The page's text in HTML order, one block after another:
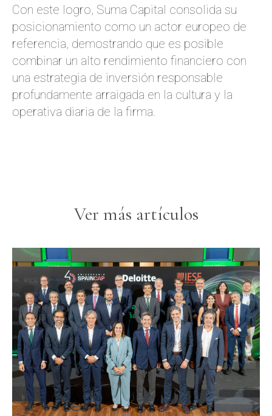
Con este logro, Suma Capital consolida su
posicionamiento como un actor europeo de
referencia, demostrando que es posible
combinar un alto rendimiento financiero con
una estrategia de inversión responsable
profundamente arraigada en la cultura y la
operativa diaria de la firma.
Ver más artículos